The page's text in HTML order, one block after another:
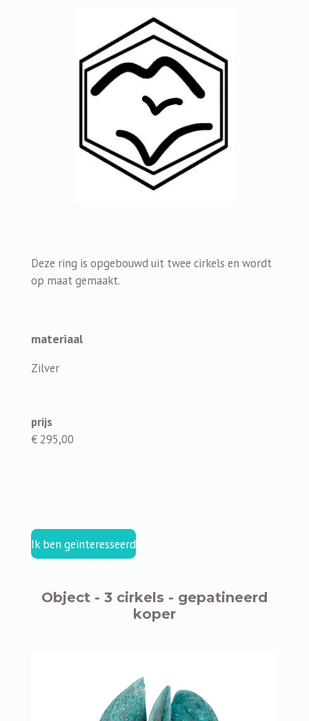
Deze ring is opgebouwd uit twee cirkels en wordt
op maat gemaakt.
materiaal
Zilver
prijs
€ 295,00
Ik ben geïnteresseerd
Object - 3 cirkels - gepatineerd
koper